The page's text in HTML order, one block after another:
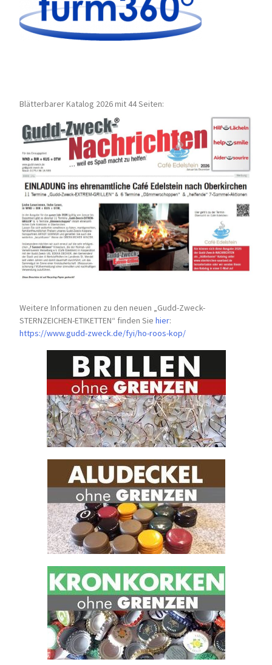
Blätterbarer Katalog 2026 mit 44 Seiten:
Weitere Informationen zu den neuen „Gudd-Zweck-
STERNZEICHEN-ETIKETTEN“ finden Siehier:
https://www.gudd-zweck.de/fyi/ho-roos-kop/